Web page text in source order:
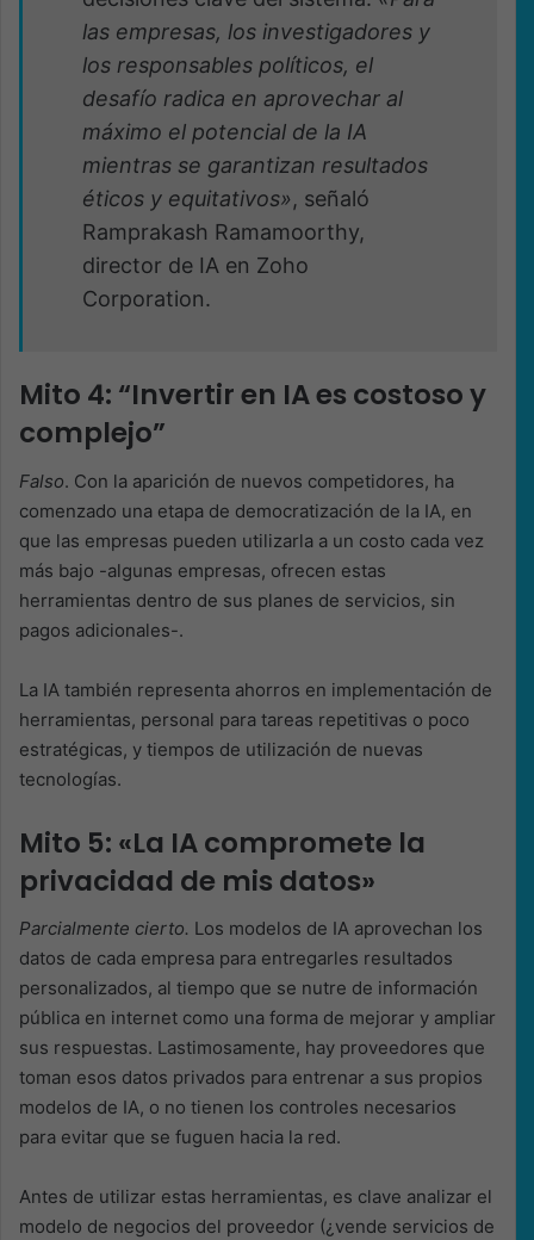
las empresas, los investigadores y
los responsables políticos, el
desafío radica en aprovechar al
máximo el potencial de la IA
mientras se garantizan resultados
éticos y equitativos», señaló
Ramprakash Ramamoorthy,
director de IA en Zoho
Corporation.
Mito 4: “Invertir en IA es costoso y
complejo”
Falso. Con la aparición de nuevos competidores, ha
comenzado una etapa de democratización de la IA, en
que las empresas pueden utilizarla a un costo cada vez
más bajo -algunas empresas, ofrecen estas
herramientas dentro de sus planes de servicios, sin
pagos adicionales-.
La IA también representa ahorros en implementación de
herramientas, personal para tareas repetitivas o poco
estratégicas, y tiempos de utilización de nuevas
tecnologías.
Mito 5: «La IA compromete la
privacidad de mis datos»
Parcialmente cierto. Los modelos de IA aprovechan los
datos de cada empresa para entregarles resultados
personalizados, al tiempo que se nutre de información
pública en internet como una forma de mejorar y ampliar
sus respuestas. Lastimosamente, hay proveedores que
toman esos datos privados para entrenar a sus propios
modelos de IA, o no tienen los controles necesarios
para evitar que se fuguen hacia la red.
Antes de utilizar estas herramientas, es clave analizar el
modelo de negocios del proveedor (¿vende servicios de